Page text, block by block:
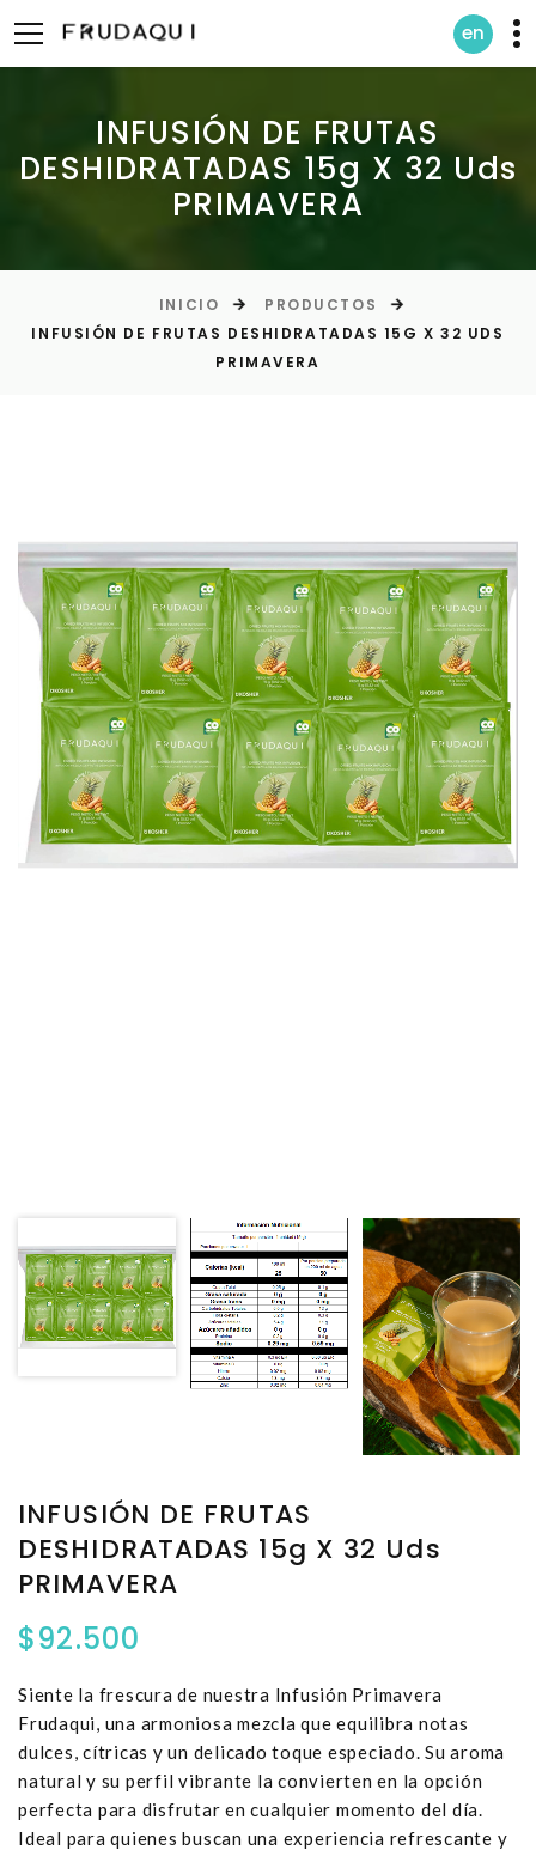
en
INFUSIÓN DE FRUTAS
DESHIDRATADAS 15g X 32 Uds
PRIMAVERA
INICIO
PRODUCTOS
INFUSIÓN DE FRUTAS DESHIDRATADAS 15G X 32 UDS
PRIMAVERA
INFUSIÓN DE FRUTAS
DESHIDRATADAS 15g X 32 Uds
PRIMAVERA
$92.500
Siente la frescura de nuestra Infusión Primavera
Frudaqui, una armoniosa mezcla que equilibra notas
dulces, cítricas y un delicado toque especiado. Su aroma
natural y su perfil vibrante la convierten en la opción
perfecta para disfrutar en cualquier momento del día.
Ideal para quienes buscan una experiencia refrescante y